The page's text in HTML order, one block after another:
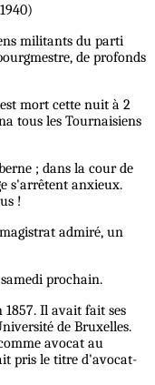
militants du parti
de profonds
mort cette nuit à 2
tous les Tournaisiens
; dans la cour de
s'arrêtent anxieux.
!
admiré, un
prochain.
Il avait fait ses
de Bruxelles.
avocat au
pris le titre d'avocat-